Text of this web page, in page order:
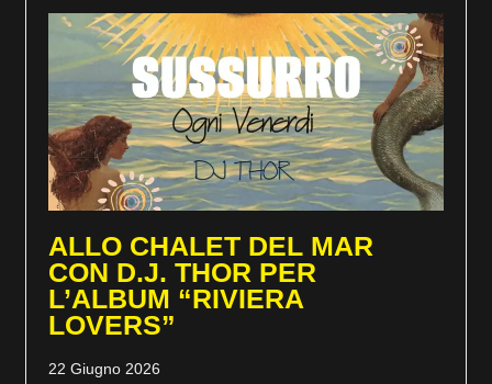
ALLO CHALET DEL MAR
CON D.J. THOR PER
L’ALBUM “RIVIERA
LOVERS”
22 Giugno 2026